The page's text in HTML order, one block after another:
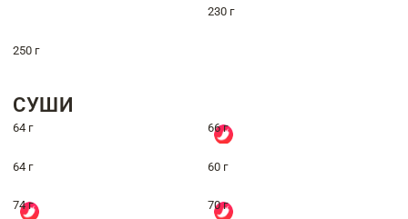
230 г
250 г
СУШИ
64 г 66 г
64 г 60 г
74 г 70 г